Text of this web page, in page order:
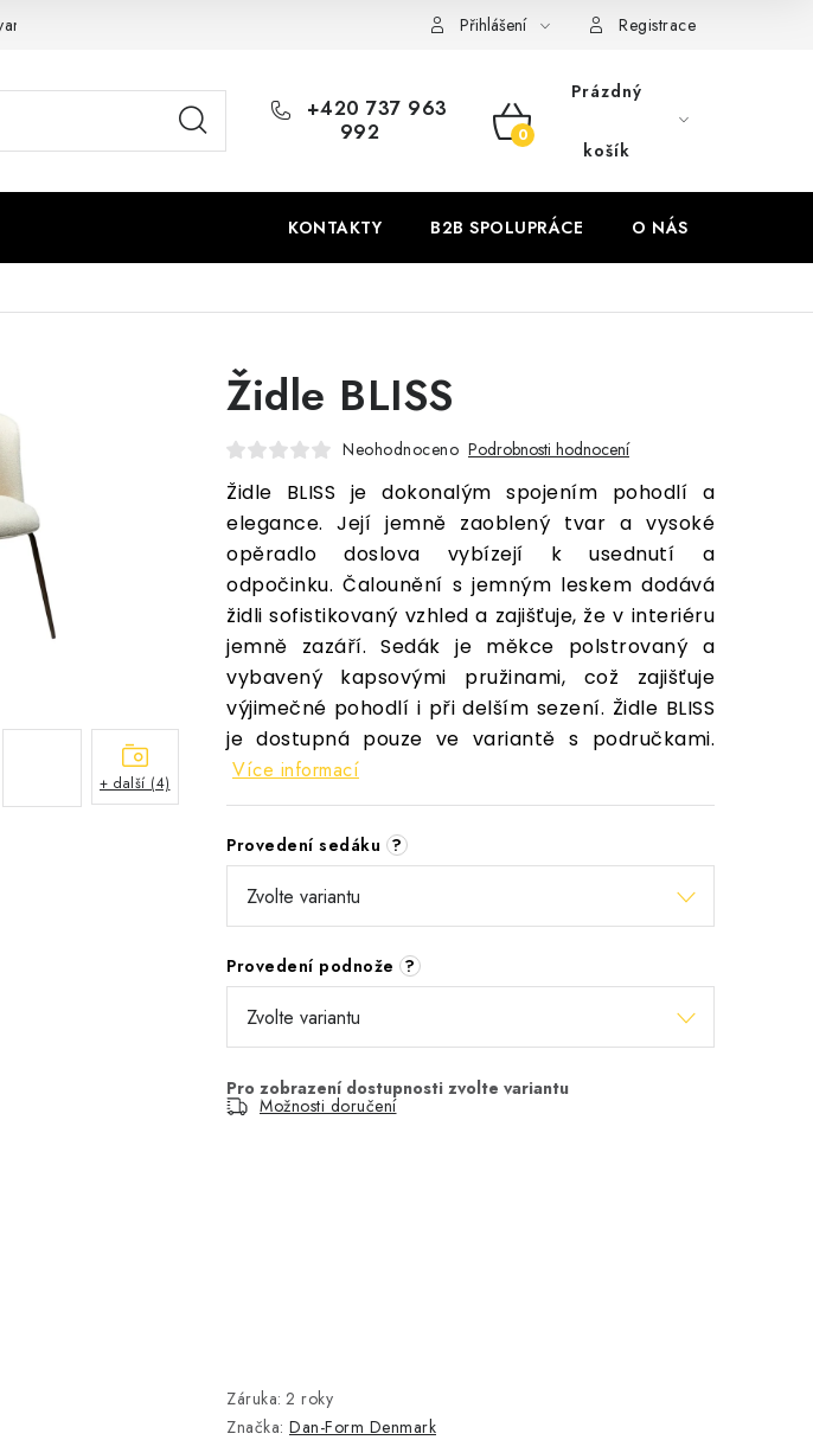
značky Přihlášení Registrace
+420 737 963
992
NÁKUPNÍ
KOŠÍK
Prázdný
košík
KONTAKTY B2B SPOLUPRÁCE O NÁS
Židle BLISS
Neohodnoceno Podrobnosti hodnocení
Židle BLISS je dokonalým spojením pohodlí a
elegance. Její jemně zaoblený tvar a vysoké
opěradlo doslova vybízejí k usednutí a
odpočinku. Čalounění s jemným leskem dodává
židli sofistikovaný vzhled a zajišťuje, že v interiéru
jemně zazáří. Sedák je měkce polstrovaný a
vybavený kapsovými pružinami, což zajišťuje
výjimečné pohodlí i při delším sezení. Židle BLISS
je dostupná pouze ve variantě s područkami.
Více informací
Provedení sedáku ?
Provedení podnože ?
Možnosti doručení
Záruka: 2 roky
Značka: Dan-Form Denmark
+ další (4)